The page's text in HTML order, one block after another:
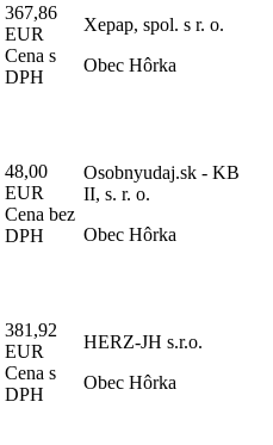
367,86
EUR
Cena s
DPH
Xepap, spol. s r. o.
Obec Hôrka
48,00
EUR
Cena bez
DPH
Osobnyudaj.sk - KB
II, s. r. o.
Obec Hôrka
381,92
EUR
Cena s
DPH
HERZ-JH s.r.o.
Obec Hôrka